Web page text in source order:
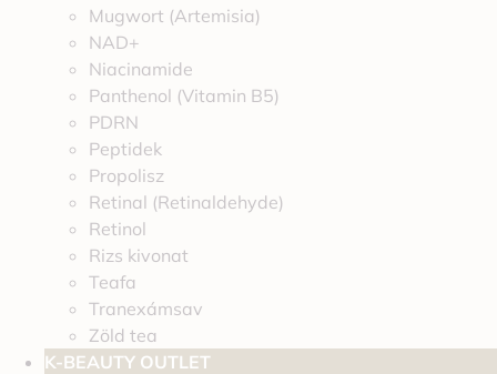
Mugwort (Artemisia)
NAD+
Niacinamide
Panthenol (Vitamin B5)
PDRN
Peptidek
Propolisz
Retinal (Retinaldehyde)
Retinol
Rizs kivonat
Teafa
Tranexámsav
Zöld tea
K-BEAUTY OUTLET